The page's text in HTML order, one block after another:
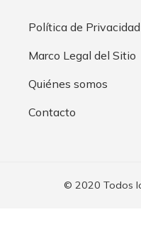
Política de Privacidad
Marco Legal del Sitio
Quiénes somos
Contacto
© 2020 Todos